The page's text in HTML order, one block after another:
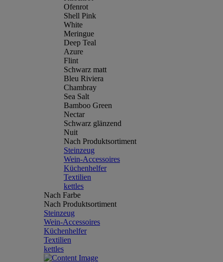
Ofenrot
Shell Pink
White
Meringue
Deep Teal
Azure
Flint
Schwarz matt
Bleu Riviera
Chambray
Sea Salt
Bamboo Green
Nectar
Schwarz glänzend
Nuit
Nach Produktsortiment
Steinzeug
Wein-Accessoires
Küchenhelfer
Textilien
kettles
Nach Farbe
Nach Produktsortiment
Steinzeug
Wein-Accessoires
Küchenhelfer
Textilien
kettles